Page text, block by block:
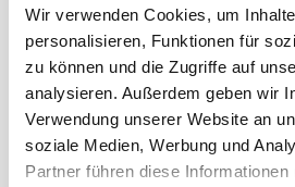
Wir verwenden Cookies, um
personalisieren, Funktionen für
zu können und die Zugriffe auf
analysieren. Außerdem geben wir
Verwendung unserer Website an
soziale Medien, Werbung und
Partner führen diese
NICHT AUF LAGER
Artikelnummer
Geschlecht